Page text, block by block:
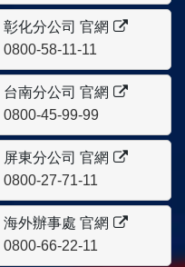
彰化分公司 官網
0800-58-11-11
台南分公司 官網
0800-45-99-99
屏東分公司 官網
0800-27-71-11
海外辦事處 官網
0800-66-22-11